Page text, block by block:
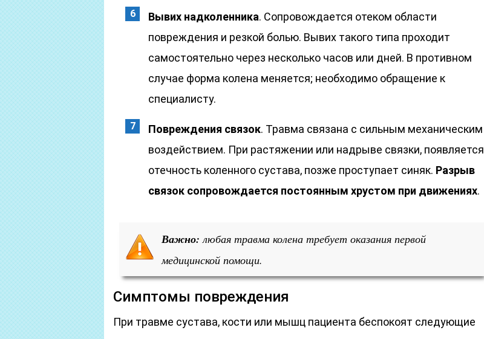
Вывих надколенника. Сопровождается отеком области
повреждения и резкой болью. Вывих такого типа проходит
самостоятельно через несколько часов или дней. В противном
случае форма колена меняется; необходимо обращение к
специалисту.
Повреждения связок. Травма связана с сильным механическим
воздействием. При растяжении или надрыве связки, появляется
отечность коленного сустава, позже проступает синяк. Разрыв
связок сопровождается постоянным хрустом при движениях.
Важно: любая травма колена требует оказания первой
медицинской помощи.
Симптомы повреждения
При травме сустава, кости или мышц пациента беспокоят следующие